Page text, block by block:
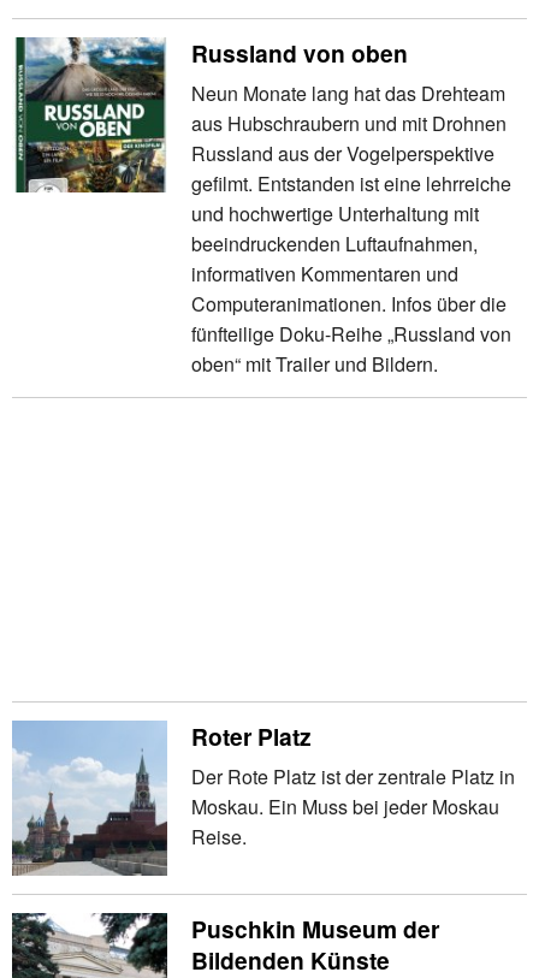
Russland von oben
Neun Monate lang hat das Drehteam
aus Hubschraubern und mit Drohnen
Russland aus der Vogelperspektive
gefilmt. Entstanden ist eine lehrreiche
und hochwertige Unterhaltung mit
beeindruckenden Luftaufnahmen,
informativen Kommentaren und
Computeranimationen. Infos über die
fünfteilige Doku-Reihe „Russland von
oben“ mit Trailer und Bildern.
Roter Platz
Der Rote Platz ist der zentrale Platz in
Moskau. Ein Muss bei jeder Moskau
Reise.
Puschkin Museum der
Bildenden Künste